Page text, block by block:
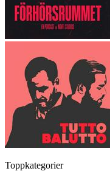
Toppkategorier